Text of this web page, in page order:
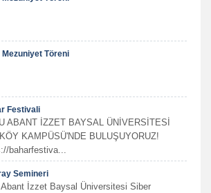
Mezuniyet Töreni
Festivali
ABANT İZZET BAYSAL ÜNİVERSİTESİ
KAMPÜSÜ'NDE BULUŞUYORUZ!
baharfestiva...
Semineri
Abant İzzet Baysal Üniversitesi Siber